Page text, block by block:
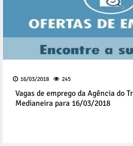
16/03/2018 245
Vagas de emprego da Agência do
Medianeira para 16/03/2018